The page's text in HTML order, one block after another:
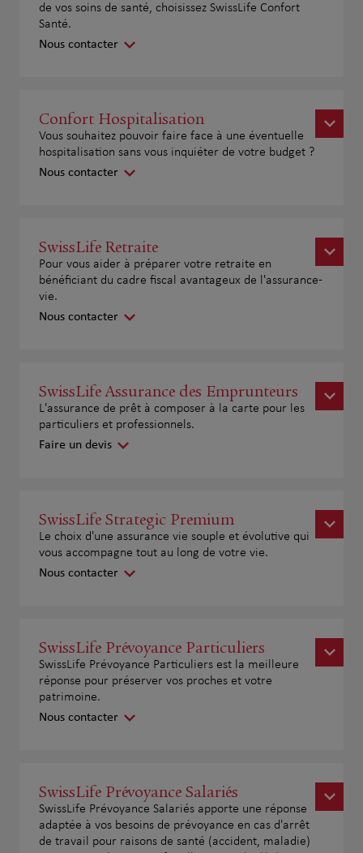
de vos soins de santé, choisissez SwissLife Confort
Santé.
Nous contacter
Confort Hospitalisation
Vous souhaitez pouvoir faire face à une éventuelle
hospitalisation sans vous inquiéter de votre budget ?
Nous contacter
SwissLife Retraite
Pour vous aider à préparer votre retraite en
bénéficiant du cadre fiscal avantageux de l'assurance-
vie.
Nous contacter
SwissLife Assurance des Emprunteurs
L'assurance de prêt à composer à la carte pour les
particuliers et professionnels.
Faire un devis
SwissLife Strategic Premium
Le choix d'une assurance vie souple et évolutive qui
vous accompagne tout au long de votre vie.
Nous contacter
SwissLife Prévoyance Particuliers
SwissLife Prévoyance Particuliers est la meilleure
réponse pour préserver vos proches et votre
patrimoine.
Nous contacter
SwissLife Prévoyance Salariés
SwissLife Prévoyance Salariés apporte une réponse
adaptée à vos besoins de prévoyance en cas d'arrêt
de travail pour raisons de santé (accident, maladie)